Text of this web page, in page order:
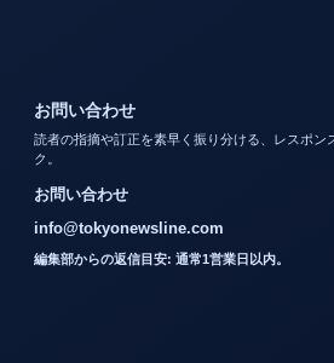
お問い合わせ
読者の指摘や訂正を素早く振り分ける、レスポン
ク。
お問い合わせ
info@tokyonewsline.com
編集部からの返信目安: 通常1営業日以内。